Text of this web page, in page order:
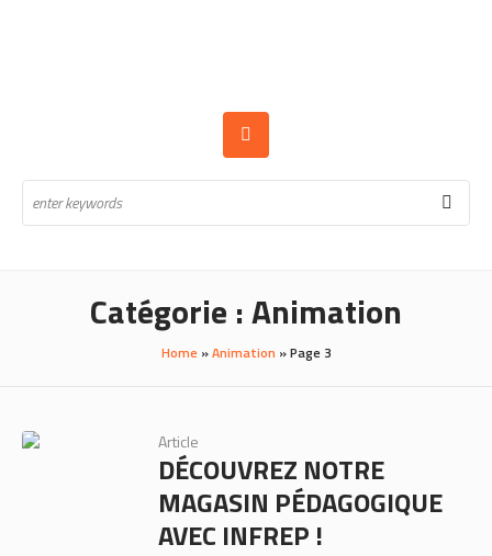
Catégorie :Animation
Home »Animation »Page 3
Article
DÉCOUVREZ NOTRE
MAGASIN PÉDAGOGIQUE
AVEC INFREP !